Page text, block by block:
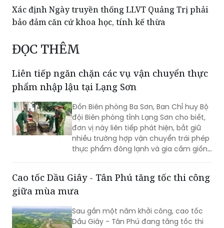
Xác định Ngày truyền thống LLVT Quảng Trị phải
bảo đảm căn cứ khoa học, tính kế thừa
ĐỌC THÊM
Liên tiếp ngăn chặn các vụ vận chuyển thực
phẩm nhập lậu tại Lạng Sơn
Đồn Biên phòng Ba Sơn, Ban Chỉ huy Bộ
đội Biên phòng tỉnh Lạng Sơn cho biết,
đơn vị này liên tiếp phát hiện, bắt giữ
nhiều trường hợp vận chuyển trái phép
thực phẩm đông lạnh và gia cầm giống
Cao tốc Dầu Giây - Tân Phú tăng tốc thi công
giữa mùa mưa
Sau gần một năm khởi công, cao tốc
Dầu Giây - Tân Phú đang tăng tốc thi